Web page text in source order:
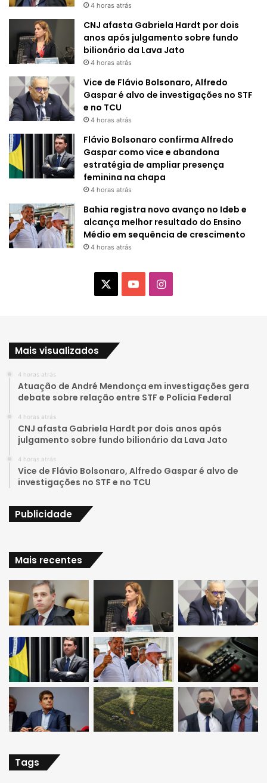
4 horas atrás
CNJ afasta Gabriela Hardt por dois
anos após julgamento sobre fundo
bilionário da Lava Jato
4 horas atrás
Vice de Flávio Bolsonaro, Alfredo
Gaspar é alvo de investigações no STF
e no TCU
4 horas atrás
Flávio Bolsonaro confirma Alfredo
Gaspar como vice e abandona
estratégia de ampliar presença
feminina na chapa
4 horas atrás
Bahia registra novo avanço no Ideb e
alcança melhor resultado do Ensino
Médio em sequência de crescimento
4 horas atrás
b
e
I
a
g
r
m
Mais visualizados
4 horas atrás
Atuação de André Mendonça em investigações gera
debate sobre relação entre STF e Polícia Federal
4 horas atrás
CNJ afasta Gabriela Hardt por dois anos após
julgamento sobre fundo bilionário da Lava Jato
4 horas atrás
Vice de Flávio Bolsonaro, Alfredo Gaspar é alvo de
investigações no STF e no TCU
Publicidade
Mais recentes
Tags